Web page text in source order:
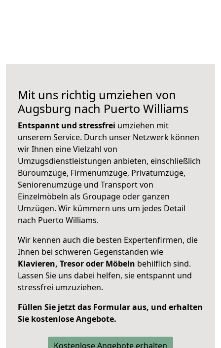
Mit uns richtig umziehen von
Augsburg nach Puerto Williams
Entspannt und stressfrei umziehen mit
unserem Service. Durch unser Netzwerk können
wir Ihnen eine Vielzahl von
Umzugsdienstleistungen anbieten, einschließlich
Büroumzüge, Firmenumzüge, Privatumzüge,
Seniorenumzüge und Transport von
Einzelmöbeln als Groupage oder ganzen
Umzügen. Wir kümmern uns um jedes Detail
nach Puerto Williams.
Wir kennen auch die besten Expertenfirmen, die
Ihnen bei schweren Gegenständen wie
Klavieren, Tresor oder Möbeln behilflich sind.
Lassen Sie uns dabei helfen, sie entspannt und
stressfrei umzuziehen.
Füllen Sie jetzt das Formular aus, und erhalten
Sie kostenlose Angebote.
Kostenlose Angebote erhalten